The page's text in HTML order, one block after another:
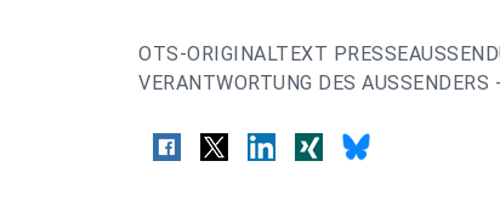
OTS-ORIGINALTEXT
VERANTWORTUNG DES